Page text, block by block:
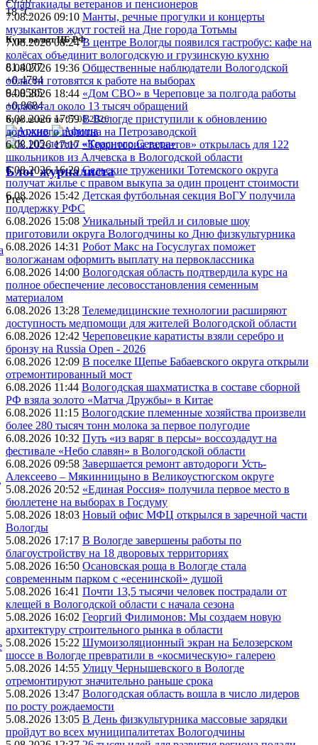
Спартакиады ветеранов и пенсионеров
7.08.2026 09:10 Манты, речные прогулки и концерты
музыкантов ждут гостей на Дне города Тотьмы
7.08.2026 08:24 В центре Вологды появился гастробус: кафе на
колёсах объединит вологодскую и грузинскую кухню
6.08.2026 19:36 Общественные наблюдатели Вологодской
области готовятся к работе на выборах
6.08.2026 18:44 «Дом СВО» в Череповце за полгода работы
обработал около 13 тысяч обращений
6.08.2026 17:59 В Вологде приступили к обновлению
дорожного полотна на Петрозаводской
6.08.2026 17:17 «Территория талантов» открылась для 122
школьников из Алчевска в Вологодской области
6.08.2026 16:20 Сельские труженики Тотемского округа
получат жилье с правом выкупа за один процент стоимости
6.08.2026 15:42 Детская футбольная секция ВоГУ получила
поддержку РФС
6.08.2026 15:08 Уникальный трейл и силовые шоу
приготовили округа Вологодчины ко Дню физкультурника
6.08.2026 14:31 Робот Макс на Госуслугах поможет
вологжанам оформить выплату на первоклассника
6.08.2026 14:00 Вологодская область подтвердила курс на
полное обеспечение лесовосстановления семенным
материалом
6.08.2026 13:28 Телемедицинские технологии расширяют
доступность медпомощи для жителей Вологодской области
6.08.2026 12:42 Череповецкие каратисты взяли серебро и
бронзу на Russia Open - 2026
6.08.2026 12:09 В поселке Щепье Бабаевского округа открыли
отремонтированный мост
6.08.2026 11:44 Вологодская шахматистка в составе сборной
РФ взяла золото «Матча Дружбы» в Китае
6.08.2026 11:15 Вологодские племенные хозяйства произвели
более 280 тысяч тонн молока за первое полугодие
6.08.2026 10:32 Путь «из варяг в персы» воссоздадут на
фестивале «Небо славян» в Вологодской области
6.08.2026 09:58 Завершается ремонт автодороги Усть-
Алексеево – Мякинницыно в Великоустюгском округе
5.08.2026 20:52 «Единая Россия» получила первое место в
бюллетене на выборах в Госдуму
5.08.2026 18:03 Новый офис МФЦ открылся в заречной части
Вологды
5.08.2026 17:17 В Вологде завершены работы по
благоустройству на 18 дворовых территориях
5.08.2026 16:50 Осановская роща в Вологде стала
современным парком с «есенинской» душой
5.08.2026 16:41 Почти 13,5 тысячи человек пострадали от
клещей в Вологодской области с начала сезона
5.08.2026 16:02 Георгий Филимонов: Мы создаем новую
архитектуру строительного рынка в области
5.08.2026 15:22 Шумоизоляционный экран на Белозерском
шоссе в Вологде превратили в «космическую» галерею
5.08.2026 14:55 Улицу Чернышевского в Вологде
отремонтируют значительно раньше срока
5.08.2026 13:47 Вологодская область вошла в число лидеров
по росту рождаемости
5.08.2026 13:05 В День физкультурника массовые зарядки
пройдут во всех муниципалитетах Вологодчины
18 °C
Курс валют ЦБ РФ
81.4077
+0.4784
94.0585
+0.8684
Курс валют на 07.08.2026
Блог журналиста
Prev